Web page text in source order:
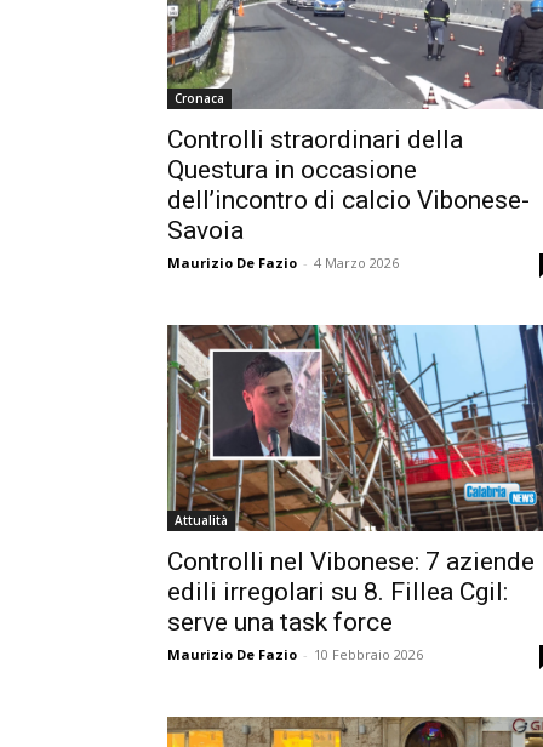
Cronaca
Controlli straordinari della
Questura in occasione
dell’incontro di calcio Vibonese-
Savoia
Maurizio De Fazio - 4 Marzo 2026
Attualità
Controlli nel Vibonese: 7 aziende
edili irregolari su 8. Fillea Cgil:
serve una task force
Maurizio De Fazio - 10 Febbraio 2026